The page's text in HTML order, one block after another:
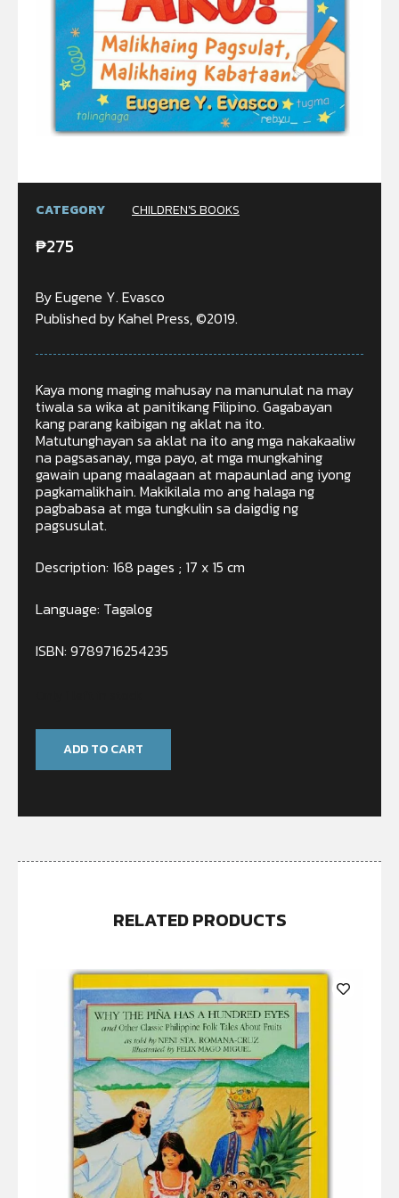
CATEGORY CHILDREN'S BOOKS
₱275
By Eugene Y. Evasco
Published by Kahel Press, ©2019.
Kaya mong maging mahusay na manunulat na may
tiwala sa wika at panitikang Filipino. Gagabayan
kang parang kaibigan ng aklat na ito.
Matutunghayan sa aklat na ito ang mga nakakaaliw
na pagsasanay, mga payo, at mga mungkahing
gawain upang maalagaan at mapaunlad ang iyong
pagkamalikhain. Makikilala mo ang halaga ng
pagbabasa at mga tungkulin sa daigdig ng
pagsusulat.
Description: 168 pages ; 17 x 15 cm
Language: Tagalog
ISBN: 9789716254235
ADD TO CART
RELATED PRODUCTS